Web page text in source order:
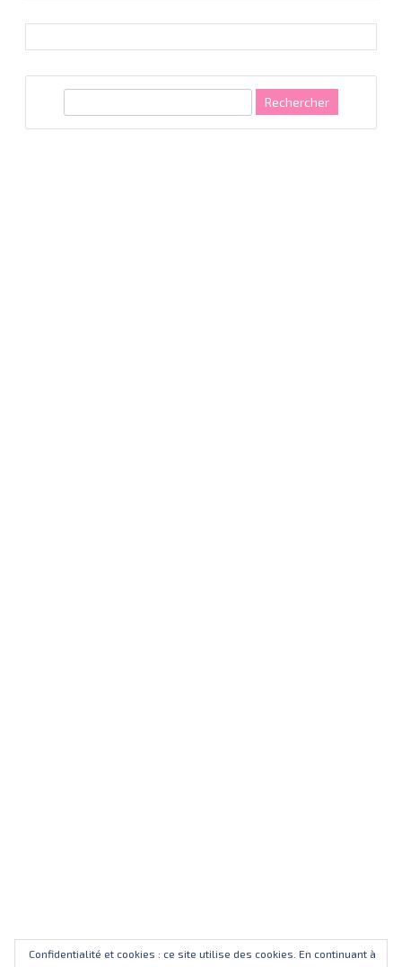
Confidentialité et cookies : ce site utilise des cookies. En continuant à